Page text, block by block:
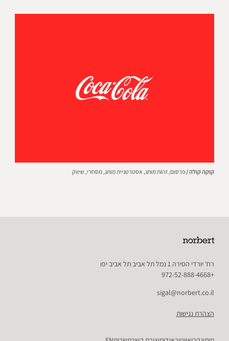
קוקה קולה / פרסום, זהות מותג, אסטרטגיית מותג, מסחרי, שיווק
רח' יורדי הסירה 1 נמל תל אביב תל אביב יפו
+972-52-888-4668
sigal@norbert.co.il
הצהרת נגישות